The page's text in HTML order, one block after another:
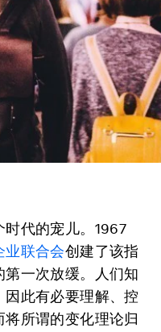
代的宠儿。1967
业联合会创建了该指
一次放缓。人们知
此有必要理解、控
所谓的变化理论归